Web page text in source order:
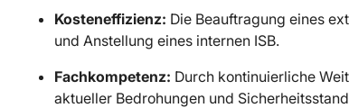
Kosteneffizienz: Die Beauftragung eines
und Anstellung eines internen ISB.
Fachkompetenz: Durch kontinuierliche
aktueller Bedrohungen und